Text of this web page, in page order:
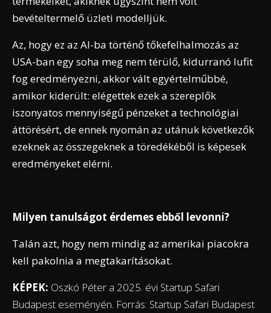
bevételtermelő üzleti modelljük.
Az, hogy ez az AI-ba történő tőkefelhalmozás az
USA-ban egy soha meg nem térülő, kidurranó lufit
fog eredményezni, akkor vált egyértelműbbé,
amikor kiderült: elégettek ezek a szereplők
iszonyatos mennyiségű pénzeket a technológiai
áttörésért, de ennek nyomán az utánuk következők
ezeknek az összegeknek a töredékéből is képesek
eredményeket elérni.
Milyen tanulságot érdemes ebből levonni?
Talán azt, hogy nem mindig az amerikai piacokra
kell pakolnia a megtakarításokat.
KÉPEK: Oszkó Péter a 2025. évi Startup Safari
Budapest eseményén. Forrás: Startup Safari Budapest